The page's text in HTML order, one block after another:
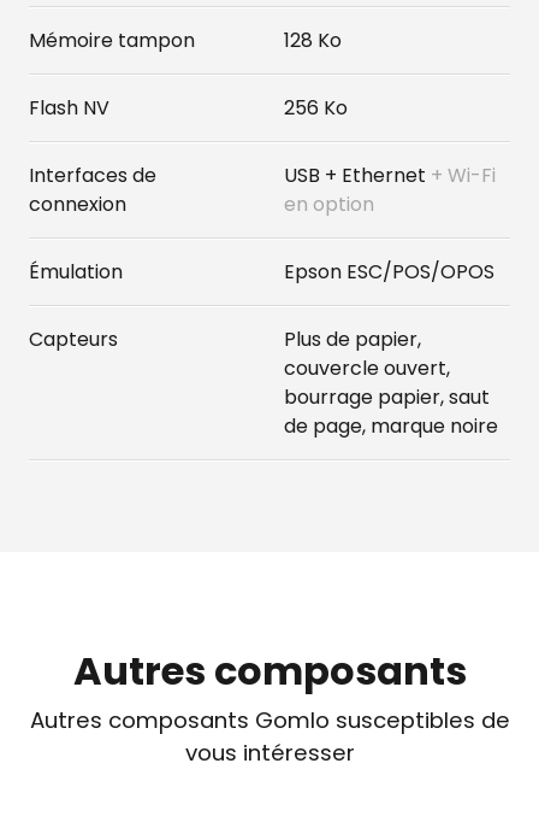
Mémoire tampon 128 Ko
Flash NV 256 Ko
Interfaces de
connexion
USB + Ethernet + Wi-Fi
en option
Émulation Epson ESC/POS/OPOS
Capteurs
Plus de papier,
couvercle ouvert,
bourrage papier, saut
de page, marque noire
Autres composants
Autres composants Gomlo susceptibles de
vous intéresser